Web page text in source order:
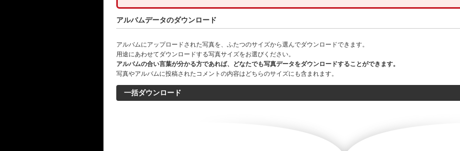
アルバムデータのダウンロード
アルバムにアップロードされた写真を、ふたつのサイズから選んでダウンロードできます。
用途にあわせてダウンロードする写真サイズをお選びください。
アルバムの合い言葉が分かる方であれば、どなたでも写真データをダウンロードすることができます。
写真やアルバムに投稿されたコメントの内容はどちらのサイズにも含まれます。
一括ダウンロード